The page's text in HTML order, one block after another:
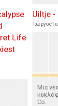
Life
Uiltje -
Γιώργος
Μια
Co.